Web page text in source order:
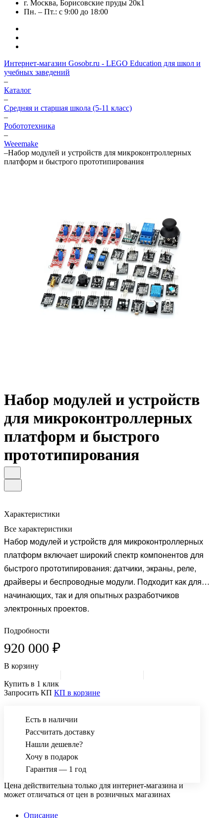
г. Москва, Борисовские пруды 20к1
Пн. – Пт.: с 9:00 до 18:00
Интернет-магазин Gosobr.ru - LEGO Education для школ и
учебных заведений
–
Каталог
–
Средняя и старшая школа (5-11 класс)
–
Робототехника
–
Weeemake
–Набор модулей и устройств для микроконтроллерных
платформ и быстрого прототипирования
Набор модулей и устройств
для микроконтроллерных
платформ и быстрого
прототипирования
Характеристики
Все характеристики
Набор модулей и устройств для микроконтроллерных
платформ включает широкий спектр компонентов для
быстрого прототипирования: датчики, экраны, реле,
драйверы и беспроводные модули. Подходит как для
начинающих, так и для опытных разработчиков
электронных проектов.
Подробности
920 000 ₽
В корзину
Купить в 1 клик
Запросить КП КП в корзине
Есть в наличии
Рассчитать доставку
Нашли дешевле?
Хочу в подарок
Гарантия — 1 год
Цена действительна только для интернет-магазина и
может отличаться от цен в розничных магазинах
Описание